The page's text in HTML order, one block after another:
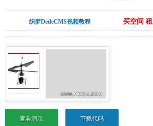
织梦DedeCMS视频教程 买空间
查看演示 下载代码